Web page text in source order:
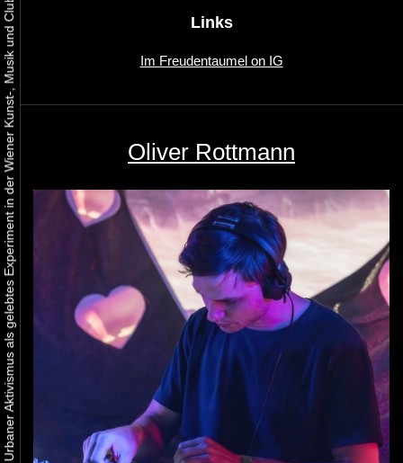
Urbaner Aktivismus als gelebtes Experiment in der Wiener Kunst-, Musik und Clubszene Links
Im Freudentaumel on IG
Oliver Rottmann